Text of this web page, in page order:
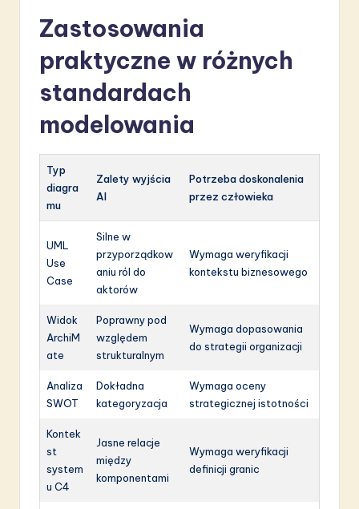
Zastosowania
praktyczne w różnych
standardach
modelowania
Typ
diagra
mu
Zalety wyjścia
AI
Potrzeba doskonalenia
przez człowieka
UML
Use
Case
Silne w
przyporządkow
aniu ról do
aktorów
Wymaga weryfikacji
kontekstu biznesowego
Widok
ArchiM
ate
Poprawny pod
względem
strukturalnym
Wymaga dopasowania
do strategii organizacji
Analiza
SWOT
Dokładna
kategoryzacja
Wymaga oceny
strategicznej istotności
Kontek
st
system
u C4
Jasne relacje
między
komponentami
Wymaga weryfikacji
definicji granic